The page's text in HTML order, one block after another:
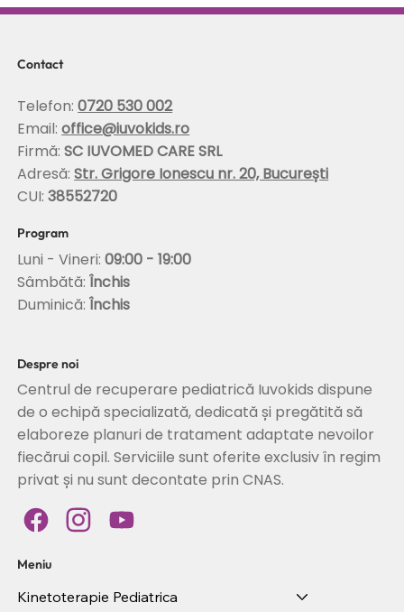
Scolioza la copii: rolul terapiei Schroth in
coloanei
Meniu
Kinetoterapie Pediatrica
Despre noi
Centrul de recuperare pediatrică Iuvokids dispune
de o echipă specializată, dedicată și pregătită să
elaboreze planuri de tratament adaptate nevoilor
fiecărui copil. Serviciile sunt oferite exclusiv în regim
privat și nu sunt decontate prin CNAS.
Program
Luni - Vineri:09:00 - 19:00
Sâmbătă:Închis
Duminică: Închis
Contact
Telefon:0720 530 002
Email:office@iuvokids.ro
Firmă:SC IUVOMED CARE SRL
Adresă:Str. Grigore Ionescu nr. 20, București
CUI:38552720